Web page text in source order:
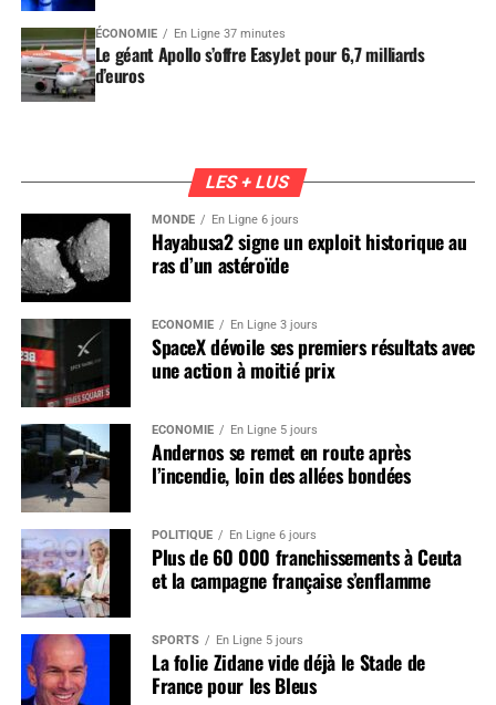
ÉCONOMIE En Ligne 37 minutes
Le géant Apollo s’offre EasyJet pour 6,7 milliards
d’euros
LES + LUS
MONDE En Ligne 6 jours
Hayabusa2 signe un exploit historique au
ras d’un astéroïde
ÉCONOMIE En Ligne 3 jours
SpaceX dévoile ses premiers résultats avec
une action à moitié prix
ÉCONOMIE En Ligne 5 jours
Andernos se remet en route après
l’incendie, loin des allées bondées
POLITIQUE En Ligne 6 jours
Plus de 60 000 franchissements à Ceuta
et la campagne française s’enflamme
SPORTS En Ligne 5 jours
La folie Zidane vide déjà le Stade de
France pour les Bleus